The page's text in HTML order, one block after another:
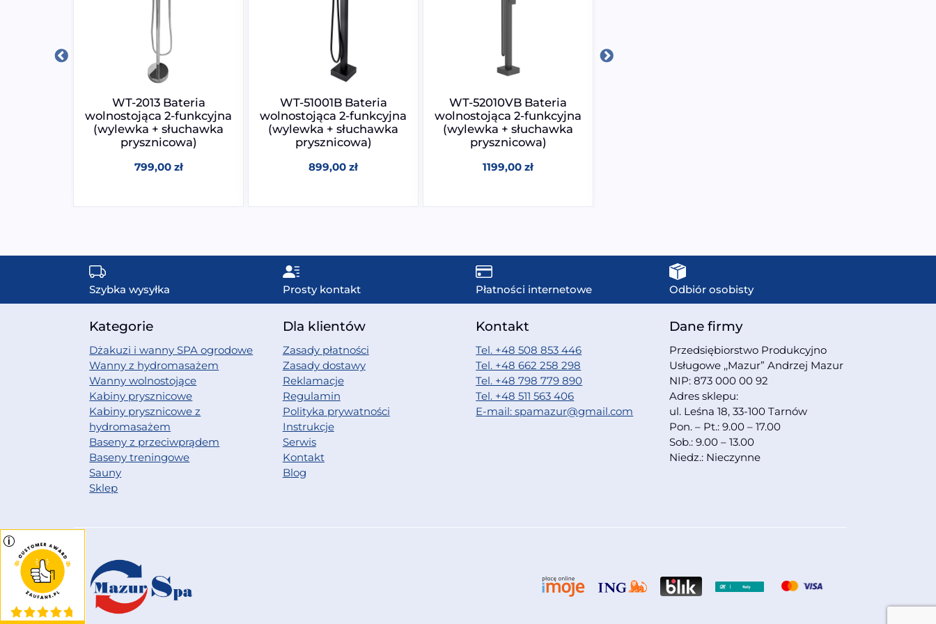
WT-2013 Bateria
wolnostojąca 2-funkcyjna
(wylewka + słuchawka
prysznicowa)
799,00 zł
WT-51001B Bateria
wolnostojąca 2-funkcyjna
(wylewka + słuchawka
prysznicowa)
899,00 zł
WT-52010VB Bateria
wolnostojąca 2-funkcyjna
(wylewka + słuchawka
prysznicowa)
1199,00 zł
Szybka wysyłka Prosty kontakt Płatności internetowe Odbiór osobisty
Kategorie
Dżakuzi i wanny SPA ogrodowe
Wanny z hydromasażem
Wanny wolnostojące
Kabiny prysznicowe
Kabiny prysznicowe z
hydromasażem
Baseny z przeciwprądem
Baseny treningowe
Sauny
Sklep
Dla klientów
Zasady płatności
Zasady dostawy
Reklamacje
Regulamin
Polityka prywatności
Instrukcje
Serwis
Kontakt
Blog
Kontakt
Tel. +48 508 853 446
Tel. +48 662 258 298
Tel. +48 798 779 890
Tel. +48 511 563 406
E-mail: spamazur@gmail.com
Dane firmy
Przedsiębiorstwo Produkcyjno
Usługowe ,,Mazur” Andrzej Mazur
NIP: 873 000 00 92
Adres sklepu:
ul. Leśna 18, 33-100 Tarnów
Pon. – Pt.: 9.00 – 17.00
Sob.: 9.00 – 13.00
Niedz.: Nieczynne